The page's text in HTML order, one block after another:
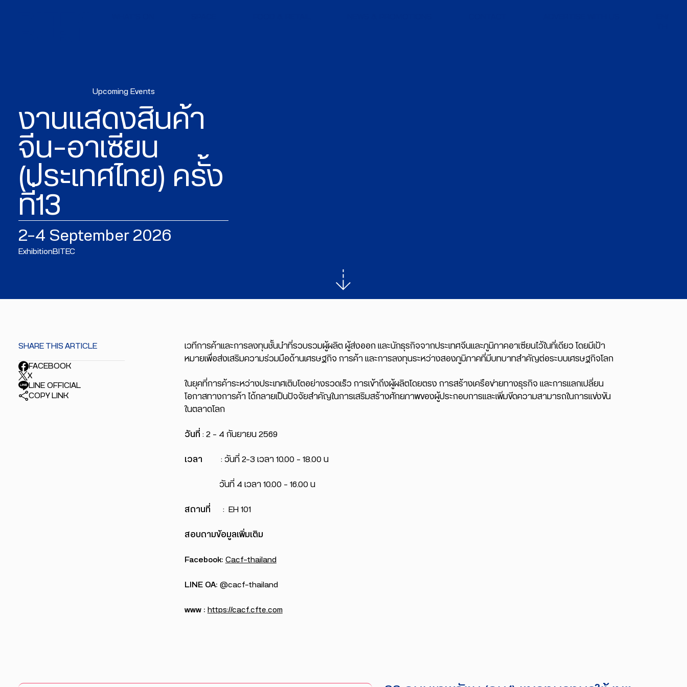
Upcoming Events
งานแสดงสินค้า
จีน–อาเซียน
(ประเทศไทย) ครั้ง
ที่13
2–4 September 2026
ExhibitionBITEC
เวทีการค้าและการลงทุนชั้นนำที่รวบรวมผู้ผลิต ผู้ส่งออก และนักธุรกิจจากประเทศจีนและภูมิภาคอาเซียนไว้ในที่เดียว โดยมีเป้า
หมายเพื่อส่งเสริมความร่วมมือด้านเศรษฐกิจ การค้า และการลงทุนระหว่างสองภูมิภาคที่มีบทบาทสำคัญต่อระบบเศรษฐกิจโลก
ในยุคที่การค้าระหว่างประเทศเติบโตอย่างรวดเร็ว การเข้าถึงผู้ผลิตโดยตรง การสร้างเครือข่ายทางธุรกิจ และการแลกเปลี่ยน
โอกาสทางการค้า ได้กลายเป็นปัจจัยสำคัญในการเสริมสร้างศักยภาพของผู้ประกอบการและเพิ่มขีดความสามารถในการแข่งขัน
ในตลาดโลก
วันที่ : 2 – 4 กันยายน 2569
เวลา : วันที่ 2-3 เวลา 10.00 – 18.00 น
วันที่ 4 เวลา 10.00 – 16.00 น
สถานที่ : EH 101
สอบถามข้อมูลเพิ่มเติม
Facebook: Cacf-thailand
LINE OA: @cacf-thailand
www : https://cacf.cfte.com
SHARE THIS ARTICLE
FACEBOOK
X
LINE OFFICIAL
COPY LINK